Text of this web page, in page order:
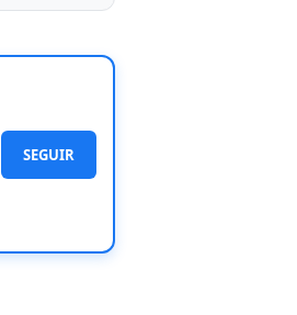
SEGUIR